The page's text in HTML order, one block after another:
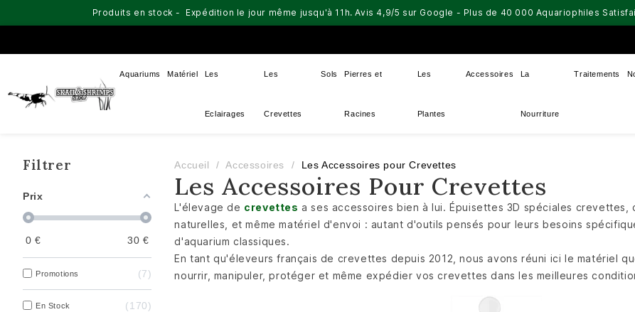
Produits en stock - Expédition le jour même jusqu'à 11h. Avis 4,9/5 sur Google - Plus de 40 000 Aquariophiles
Aquariums Matériel Les
Eclairages
Les
Crevettes
Sols Pierres et
Racines
Les
Plantes
Accessoires La
Nourriture
Traitements
Filtrer
Prix
0 € 30 €
Promotions 7
En Stock 170
Accueil Accessoires Les Accessoires pour Crevettes
Les Accessoires Pour Crevettes
L'élevage de crevettes a ses accessoires bien à lui. Épuisettes 3D spéciales
naturelles, et même matériel d'envoi : autant d'outils pensés pour leurs besoins
d'aquarium classiques.
En tant qu'éleveurs français de crevettes depuis 2012, nous avons réuni ici le matériel
nourrir, manipuler, protéger et même expédier vos crevettes dans les meilleures